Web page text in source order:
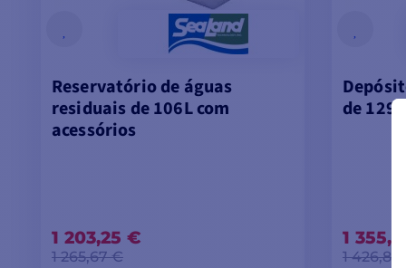
Reservatório de águas
residuais de 106L com
acessórios
1 203,25 €
1 265,67 €
de
1
1